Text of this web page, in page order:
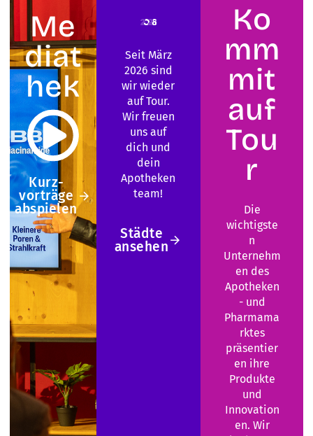
Ko
mm
mit
auf
Tou
r
Die
wichtigste
n
Unternehm
en des
Apotheken
- und
Pharmama
rktes
präsentier
en ihre
Produkte
und
Innovation
en. Wir
Seit März
2026 sind
wir wieder
auf Tour​.
Wir freuen
uns auf
dich und
dein
Apotheken
team!
Städte
ansehen
Me
diat
hek
Kurz­
vorträge
abspielen